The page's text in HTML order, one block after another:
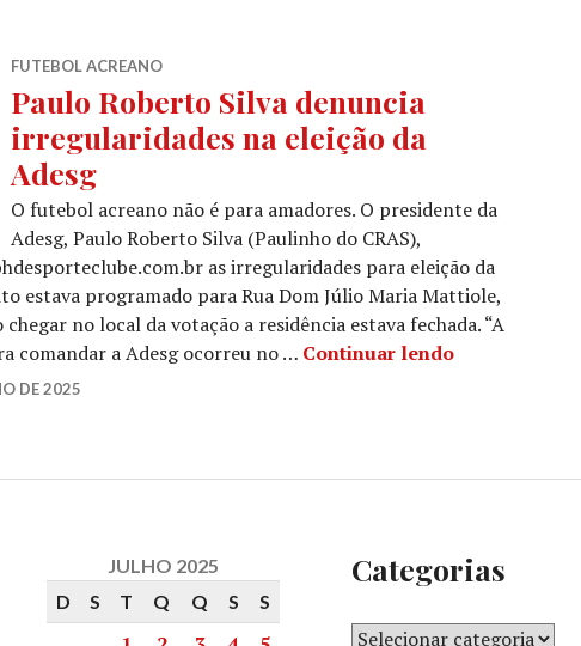
FUTEBOL ACREANO
Paulo Roberto Silva denuncia
irregularidades na eleição da
Adesg
O futebol acreano não é para amadores. O presidente da
Adesg, Paulo Roberto Silva (Paulinho do CRAS),
as irregularidades para eleição da
estava programado para Rua Dom Júlio Maria Mattiole,
no local da votação a residência estava fechada. “A
comandar a Adesg ocorreu no … Continuar lendo
DE 2025
JULHO 2025
D
S T Q Q S S
Categorias